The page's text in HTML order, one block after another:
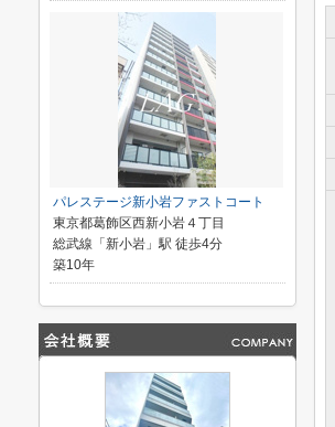
パレステージ新小岩ファストコート
東京都葛飾区西新小岩４丁目
総武線「新小岩」駅 徒歩4分
築10年